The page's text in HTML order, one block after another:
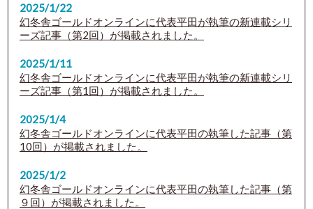
2025/1/22
幻冬舎ゴールドオンラインに代表平田が執筆の新連載シリ
ーズ記事（第2回）が掲載されました。
2025/1/11
幻冬舎ゴールドオンラインに代表平田が執筆の新連載シリ
ーズ記事（第1回）が掲載されました。
2025/1/4
幻冬舎ゴールドオンラインに代表平田の執筆した記事（第
10回）が掲載されました。
2025/1/2
幻冬舎ゴールドオンラインに代表平田の執筆した記事（第
９回）が掲載されました。